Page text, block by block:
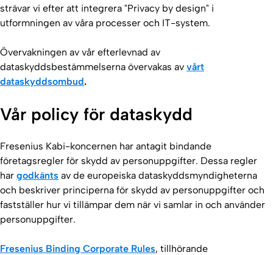
strävar vi efter att integrera "Privacy by design" i
utformningen av våra processer och IT-system.
Övervakningen av vår efterlevnad av
dataskyddsbestämmelserna övervakas av vårt
dataskyddsombud.
Vår policy för dataskydd
Fresenius Kabi-koncernen har antagit bindande
företagsregler för skydd av personuppgifter. Dessa regler
har godkänts av de europeiska dataskyddsmyndigheterna
och beskriver principerna för skydd av personuppgifter och
fastställer hur vi tillämpar dem när vi samlar in och använder
personuppgifter.
Fresenius Binding Corporate Rules, tillhörande